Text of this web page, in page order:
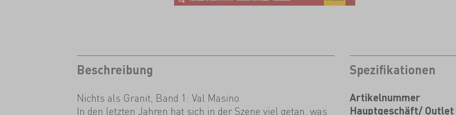
Beschreibung
Nichts als Granit, Band 1: Val Masino
In den letzten Jahren hat sich in der Szene viel getan, was
Spezifikationen
Artikelnummer
Hauptgeschäft/ Outlet